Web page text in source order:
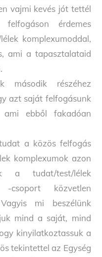
vajmi kevés jót tettél
érdemes
komplexumoddal,
ami a tapasztalataid
második részéhez
azt saját felfogásunk
ebből fakadóan
a közös felfogás
komplexumok azon
a tudat/test/lélek
-csoport közvetlen
mi beszélünk
mind a saját, mind
kinyilatkoztassuk a
tekintettel az Egység